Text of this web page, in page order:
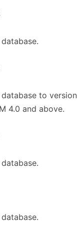
to
4.0 and above.